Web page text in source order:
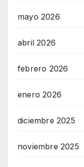
mayo 2026
abril 2026
febrero 2026
enero 2026
diciembre 2025
noviembre 2025